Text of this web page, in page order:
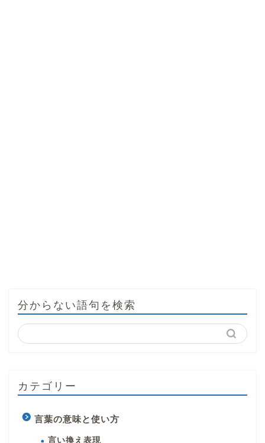
分からない語句を検索
カテゴリー
言葉の意味と使い方
言い換え表現